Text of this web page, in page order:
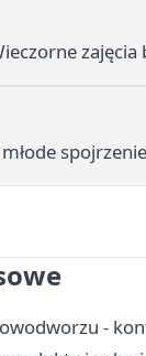
zajęcia
-